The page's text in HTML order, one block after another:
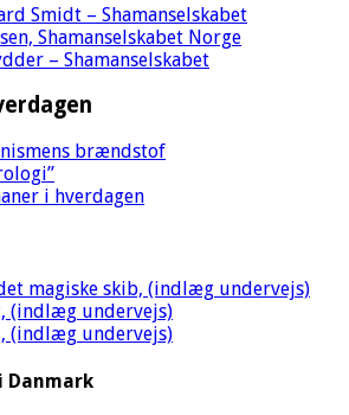
Smidt – Shamanselskabet
Shamanselskabet Norge
– Shamanselskabet
brændstof
i hverdagen
magiske skib, (indlæg undervejs)
(indlæg undervejs)
(indlæg undervejs)
Danmark